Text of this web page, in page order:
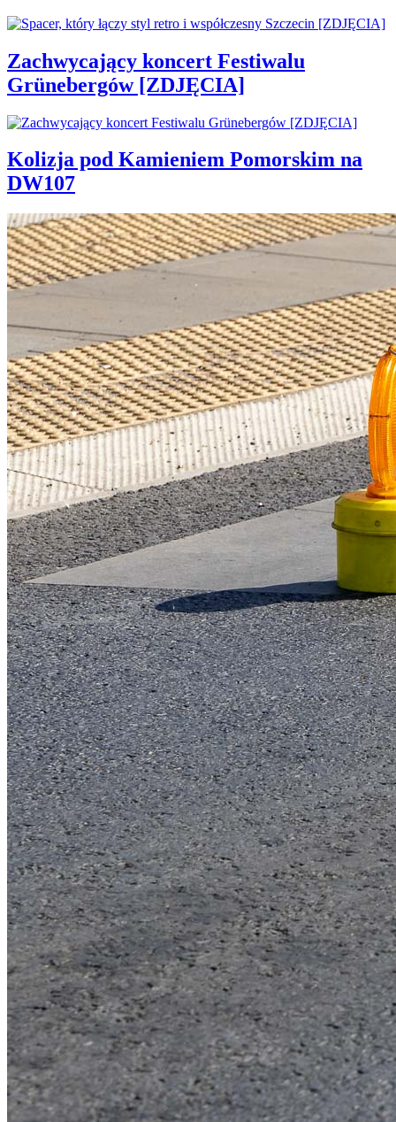
Zachwycający koncert Festiwalu
Grünebergów [ZDJĘCIA]
Kolizja pod Kamieniem Pomorskim na
DW107